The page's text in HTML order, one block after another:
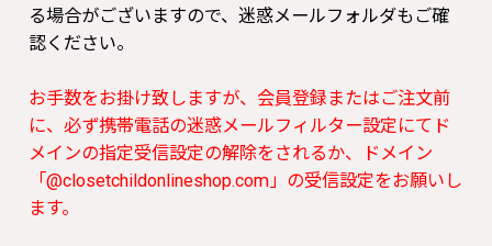
る場合がございますので、迷惑メールフォルダもご確
認ください。
お手数をお掛け致しますが、会員登録またはご注文前
に、必ず携帯電話の迷惑メールフィルター設定にてド
メインの指定受信設定の解除をされるか、ドメイン
「@closetchildonlineshop.com」の受信設定をお願いし
ます。